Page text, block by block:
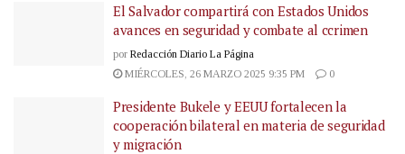
El Salvador compartirá con Estados Unidos
avances en seguridad y combate al ccrimen
por Redacción Diario La Página
MIÉRCOLES, 26 MARZO 2025 9:35 PM
0
Presidente Bukele y EEUU fortalecen la
cooperación bilateral en materia de seguridad
y migración